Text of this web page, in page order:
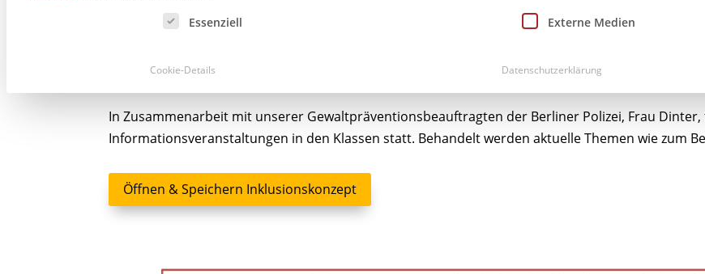
In Zusammenarbeit mit unserer Gewaltpräventionsbeauftragten der Berliner Polizei, Frau
Informationsveranstaltungen in den Klassen statt. Behandelt werden aktuelle Themen wie zum
Öffnen & Speichern Inklusionskonzept
Es folgt eine Liste der Service-Gruppen, für die eine Einwilligung erteilt werden kann. Die erste Service-
Essenziell Externe Medien
Cookie-Details Datenschutzerklärung